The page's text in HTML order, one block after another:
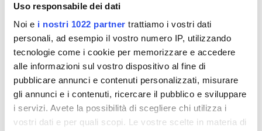
Uso responsabile dei dati
Noi e i nostri 1022 partner trattiamo i vostri dati
personali, ad esempio il vostro numero IP, utilizzando
tecnologie come i cookie per memorizzare e accedere
alle informazioni sul vostro dispositivo al fine di
pubblicare annunci e contenuti personalizzati, misurare
gli annunci e i contenuti, ricercare il pubblico e sviluppare
i servizi. Avete la possibilità di scegliere chi utilizza i
vostri dati e per quali scopi. Le vostre scelte in materia di
Gara n.21-2287 Coperture amianto
Sostituzione delle coperture in amianto